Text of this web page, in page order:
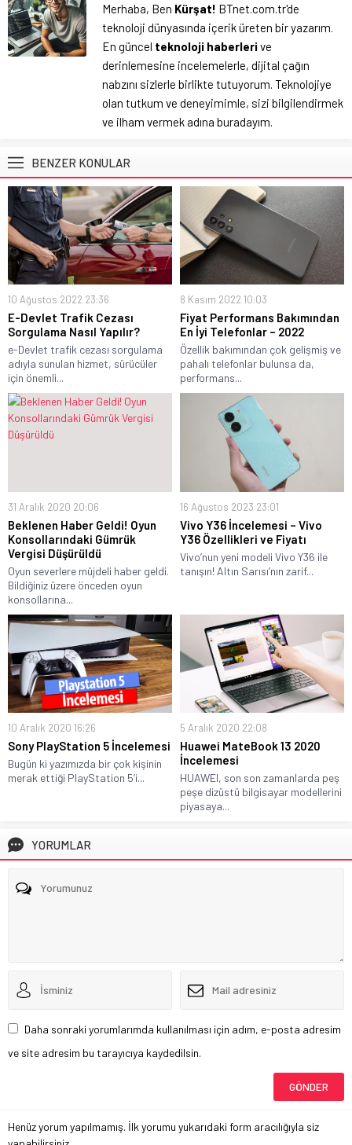
Merhaba, Ben Kürşat! BTnet.com.tr'de
teknoloji dünyasında içerik üreten bir yazarım.
En güncel teknoloji haberlerive
derinlemesine incelemelerle, dijital çağın
nabzını sizlerle birlikte tutuyorum. Teknolojiye
olan tutkum ve deneyimimle, sizi bilgilendirmek
ve ilham vermek adına buradayım.
BENZER KONULAR
10 Ağustos 2022 23:36
E-Devlet Trafik Cezası
Sorgulama Nasıl Yapılır?
e-Devlet trafik cezası sorgulama
adıyla sunulan hizmet, sürücüler
için önemli...
8 Kasım 2022 10:03
Fiyat Performans Bakımından
En İyi Telefonlar – 2022
Özellik bakımından çok gelişmiş ve
pahalı telefonlar bulunsa da,
performans...
31 Aralık 2020 20:06
Beklenen Haber Geldi! Oyun
Konsollarındaki Gümrük
Vergisi Düşürüldü
Oyun severlere müjdeli haber geldi.
Bildiğiniz üzere önceden oyun
konsollarına...
16 Ağustos 2023 23:01
Vivo Y36 İncelemesi – Vivo
Y36 Özellikleri ve Fiyatı
Vivo’nun yeni modeli Vivo Y36 ile
tanışın! Altın Sarısı’nın zarif...
10 Aralık 2020 16:26
Sony PlayStation 5 İncelemesi
Bugün ki yazımızda bir çok kişinin
merak ettiği PlayStation 5’i...
5 Aralık 2020 22:08
Huawei MateBook 13 2020
İncelemesi
HUAWEI, son son zamanlarda peş
peşe dizüstü bilgisayar modellerini
piyasaya...
YORUMLAR
Daha sonraki yorumlarımda kullanılması için adım, e-posta adresim
ve site adresim bu tarayıcıya kaydedilsin.
Henüz yorum yapılmamış. İlk yorumu yukarıdaki form aracılığıyla siz